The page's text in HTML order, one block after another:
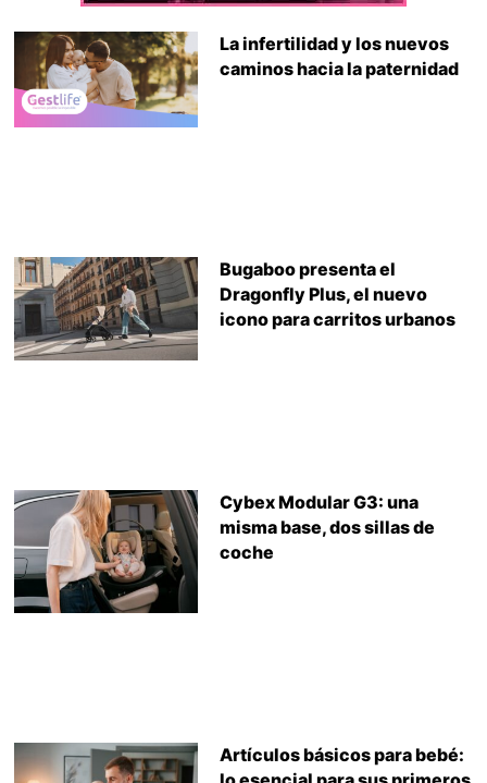
La infertilidad y los nuevos
caminos hacia la paternidad
Bugaboo presenta el
Dragonfly Plus, el nuevo
icono para carritos urbanos
Cybex Modular G3: una
misma base, dos sillas de
coche
Artículos básicos para bebé: